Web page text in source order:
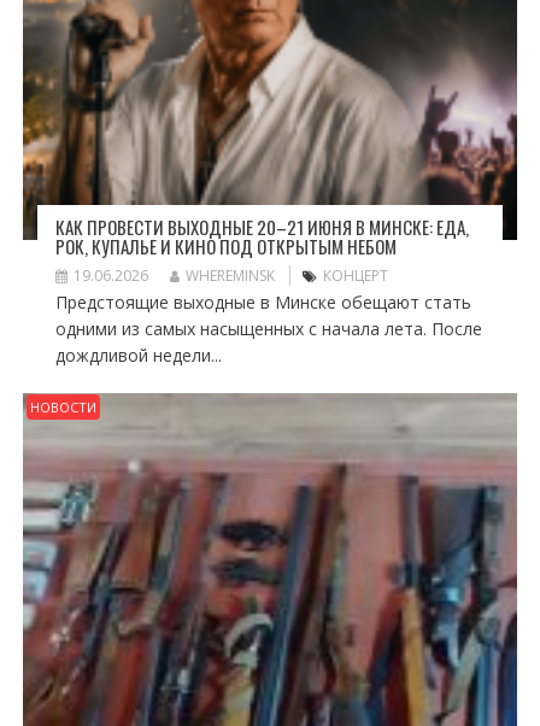
КАК ПРОВЕСТИ ВЫХОДНЫЕ 20–21 ИЮНЯ В МИНСКЕ: ЕДА,
РОК, КУПАЛЬЕ И КИНО ПОД ОТКРЫТЫМ НЕБОМ
19.06.2026 WHEREMINSK КОНЦЕРТ
Предстоящие выходные в Минске обещают стать
одними из самых насыщенных с начала лета. После
дождливой недели...
НОВОСТИ